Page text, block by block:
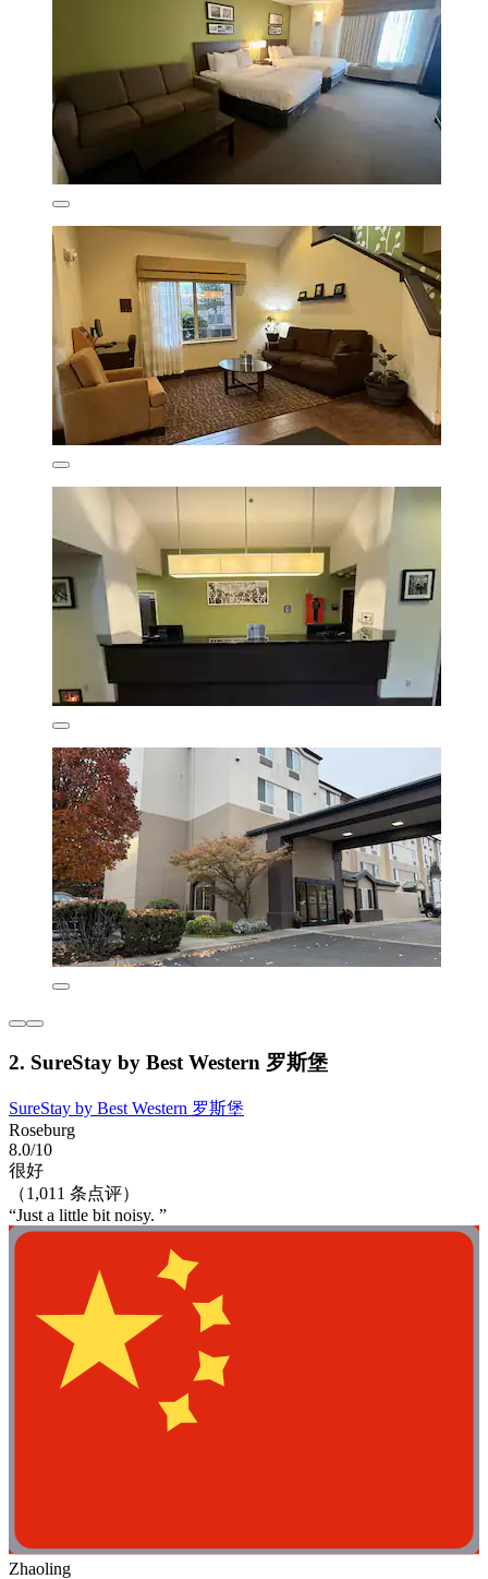
2. SureStay by Best Western 罗斯堡
SureStay by Best Western 罗斯堡
Roseburg
8.0/10
很好
（1,011 条点评）
“Just a little bit noisy. ”
Zhaoling